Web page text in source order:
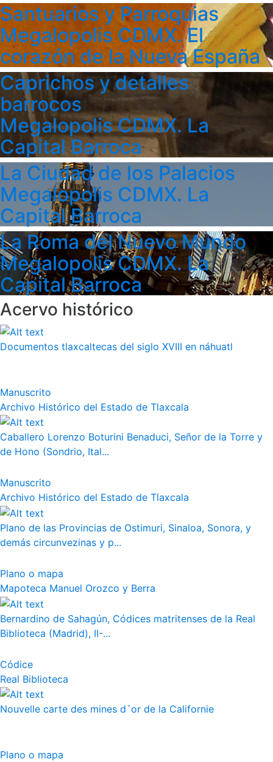
Santuarios y Parroquias
Megalopolis CDMX. El
corazón de la Nueva España
Caprichos y detalles
barrocos
Megalopolis CDMX. La
Capital Barroca
La Ciudad de los Palacios
Megalopolis CDMX. La
Capital Barroca
La Roma del Nuevo Mundo
Megalopolis CDMX. La
Capital Barroca
Acervo histórico
Documentos tlaxcaltecas del siglo XVIII en náhuatl
Manuscrito
Archivo Histórico del Estado de Tlaxcala
Caballero Lorenzo Boturini Benaduci, Señor de la Torre y
de Hono (Sondrio, Ital...
Manuscrito
Archivo Histórico del Estado de Tlaxcala
Plano de las Provincias de Ostimuri, Sinaloa, Sonora, y
demás circunvezinas y p...
Plano o mapa
Mapoteca Manuel Orozco y Berra
Bernardino de Sahagún, Códices matritenses de la Real
Biblioteca (Madrid), II-...
Códice
Real Biblioteca
Nouvelle carte des mines d´or de la Californie
Plano o mapa